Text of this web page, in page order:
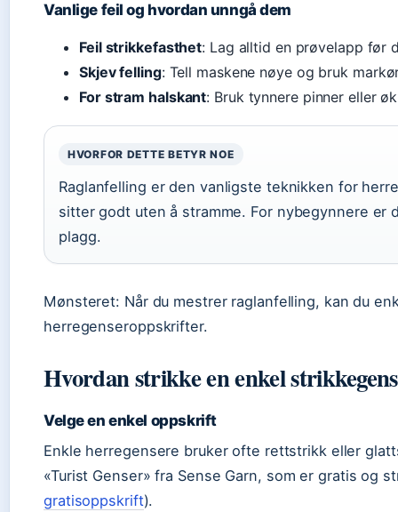
Vanlige feil og hvordan unngå dem
Feil strikkefasthet: Lag alltid en prøvelapp før
Skjev felling: Tell maskene nøye og bruk
For stram halskant: Bruk tynnere pinner eller
HVORFOR DETTE BETYR NOE
Raglanfelling er den vanligste teknikken for
sitter godt uten å stramme. For nybegynnere
plagg.
Mønsteret: Når du mestrer raglanfelling, kan du
herregenseroppskrifter.
Hvordan strikke en enkel
Velge en enkel oppskrift
Enkle herregensere bruker ofte rettstrikk eller
«Turist Genser» fra Sense Garn, som er gratis og
gratisoppskrift).